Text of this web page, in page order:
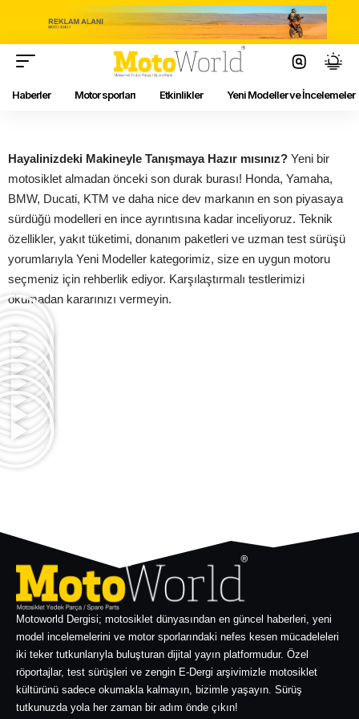
Haberler Motor sporları Etkinlikler Yeni Modeller ve İncelemeler
Hayalinizdeki Makineyle Tanışmaya Hazır mısınız? Yeni bir
motosiklet almadan önceki son durak burası! Honda, Yamaha,
BMW, Ducati, KTM ve daha nice dev markanın en son piyasaya
sürdüğü modelleri en ince ayrıntısına kadar inceliyoruz. Teknik
özellikler, yakıt tüketimi, donanım paketleri ve uzman test sürüşü
yorumlarıyla Yeni Modeller kategorimiz, size en uygun motoru
seçmeniz için rehberlik ediyor. Karşılaştırmalı testlerimizi
okumadan kararınızı vermeyin.
Motoworld Dergisi; motosiklet dünyasından en güncel haberleri, yeni
model incelemelerini ve motor sporlarındaki nefes kesen mücadeleleri
iki teker tutkunlarıyla buluşturan dijital yayın platformudur. Özel
röportajlar, test sürüşleri ve zengin E-Dergi arşivimizle motosiklet
kültürünü sadece okumakla kalmayın, bizimle yaşayın. Sürüş
tutkunuzda yola her zaman bir adım önde çıkın!